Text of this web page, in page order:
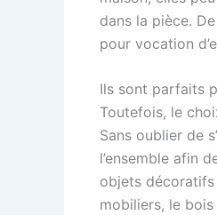
dans la pièce.
pour vocation
Ils sont parfaits
Toutefois, le
Sans oublier de
l’ensemble afin
objets
mobiliers, le